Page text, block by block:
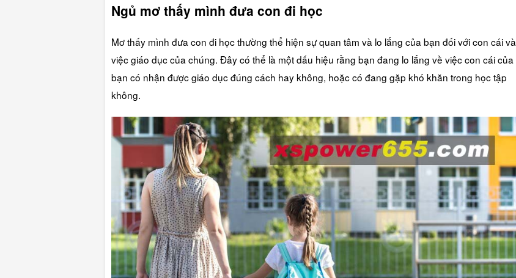
Ngủ mơ thấy mình đưa con đi học
Mơ thấy mình đưa con đi học thường thể hiện sự quan tâm và lo lắng của bạn đối với con cái và
việc giáo dục của chúng. Đây có thể là một dấu hiệu rằng bạn đang lo lắng về việc con cái của
bạn có nhận được giáo dục đúng cách hay không, hoặc có đang gặp khó khăn trong học tập
không.